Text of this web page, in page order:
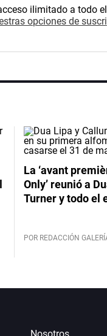
ilimitado a todo
opciones de
La ‘avant
Only’ reunió a
Turner y todo el
POR REDACCIÓN
Nosotros